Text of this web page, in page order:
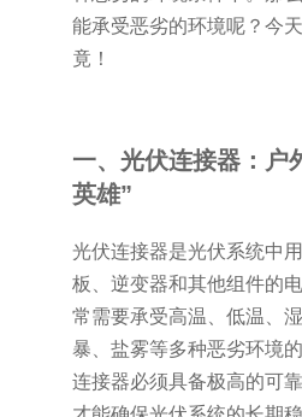
能承受恶劣的环境呢？今
竟！
一、光伏连接器：户
英雄”
光伏连接器是光伏系统中
板、逆变器和其他组件的
常需要承受高温、低温、
暴、盐雾等多种恶劣环境
连接器必须具备极高的可